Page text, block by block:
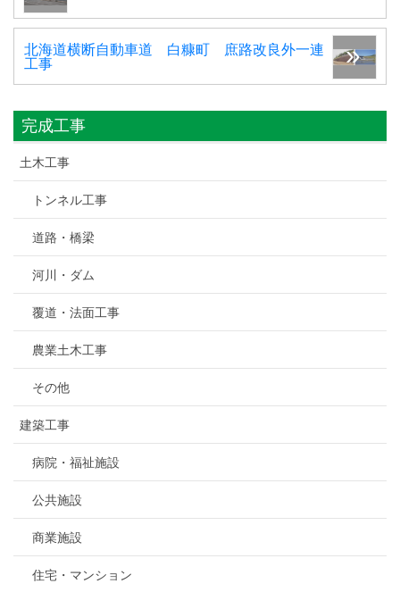
北海道横断自動車道 白糠町 庶路改良外一連
工事
完成工事
土木工事
トンネル工事
道路・橋梁
河川・ダム
覆道・法面工事
農業土木工事
その他
建築工事
病院・福祉施設
公共施設
商業施設
住宅・マンション